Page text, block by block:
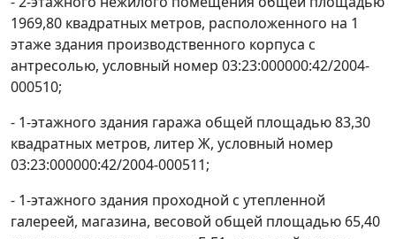
1969,80 квадратных метров, расположенного на 1
этаже здания производственного корпуса с
антресолью, условный номер 03:23:000000:42/2004-
000510;
- 1-этажного здания гаража общей площадью 83,30
квадратных метров, литер Ж, условный номер
03:23:000000:42/2004-000511;
- 1-этажного здания проходной с утепленной
галереей, магазина, весовой общей площадью 65,40